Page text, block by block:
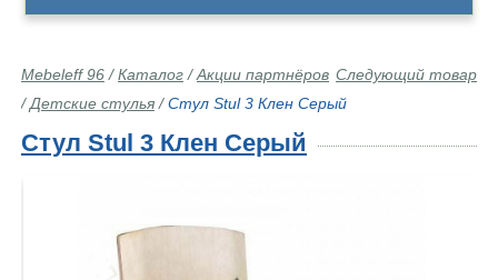
Следующий товар
Mebeleff 96 /Каталог /Акции партнёров
/Детские стулья /Стул Stul 3 Клен Серый
Стул Stul 3 Клен Серый